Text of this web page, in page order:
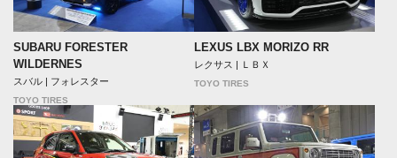
SUBARU FORESTER
WILDERNES
スバル | フォレスター
TOYO TIRES
LEXUS LBX MORIZO RR
レクサス | ＬＢＸ
TOYO TIRES